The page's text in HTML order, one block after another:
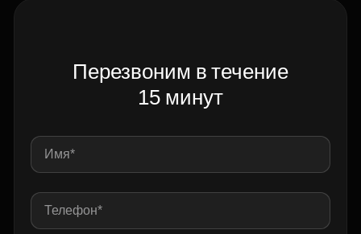
Перезвоним в течение
15 минут